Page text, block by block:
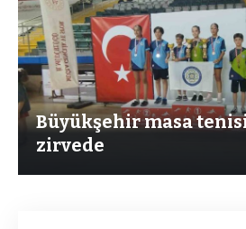
Büyükşehir masa
zirvede